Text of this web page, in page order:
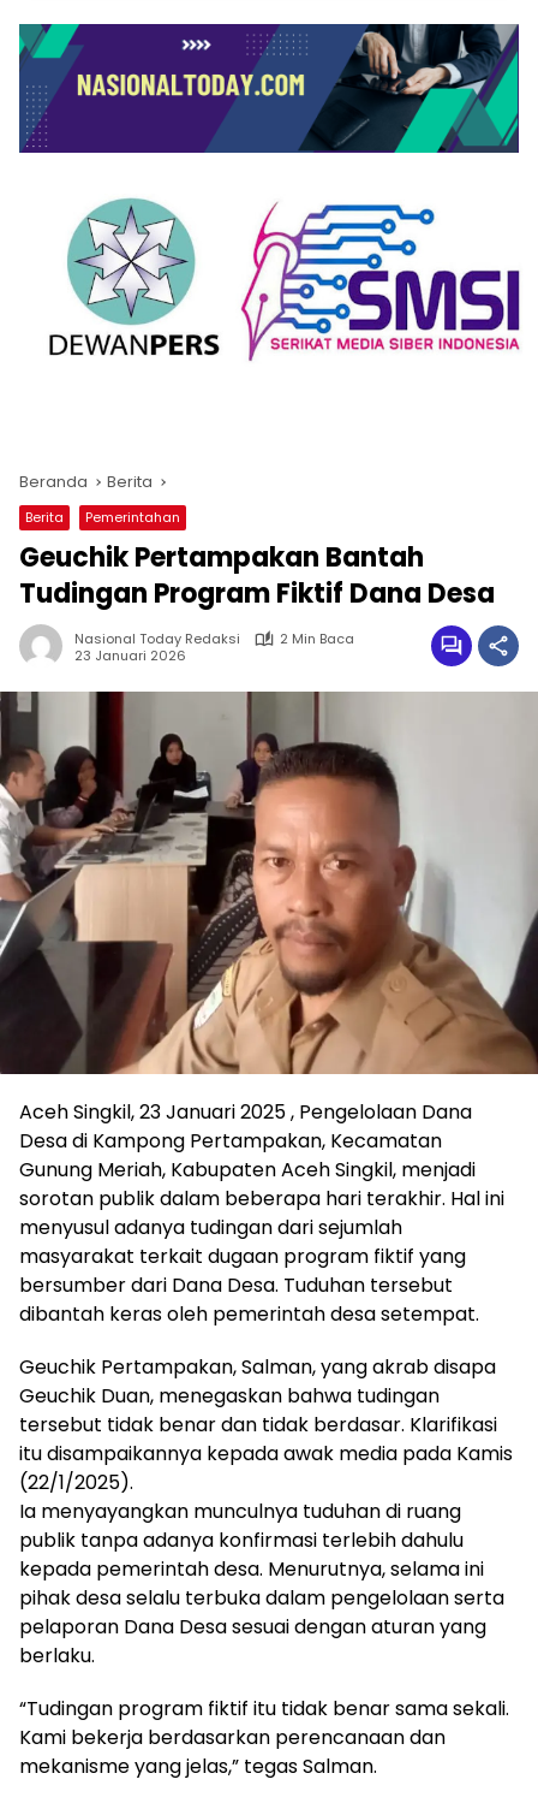
Beranda Berita
Berita Pemerintahan
Geuchik Pertampakan Bantah
Tudingan Program Fiktif Dana Desa
Nasional Today Redaksi
2 Min Baca
23 Januari 2026
Aceh Singkil, 23 Januari 2025 , Pengelolaan Dana
Desa di Kampong Pertampakan, Kecamatan
Gunung Meriah, Kabupaten Aceh Singkil, menjadi
sorotan publik dalam beberapa hari terakhir. Hal ini
menyusul adanya tudingan dari sejumlah
masyarakat terkait dugaan program fiktif yang
bersumber dari Dana Desa. Tuduhan tersebut
dibantah keras oleh pemerintah desa setempat.
Geuchik Pertampakan, Salman, yang akrab disapa
Geuchik Duan, menegaskan bahwa tudingan
tersebut tidak benar dan tidak berdasar. Klarifikasi
itu disampaikannya kepada awak media pada Kamis
(22/1/2025).
Ia menyayangkan munculnya tuduhan di ruang
publik tanpa adanya konfirmasi terlebih dahulu
kepada pemerintah desa. Menurutnya, selama ini
pihak desa selalu terbuka dalam pengelolaan serta
pelaporan Dana Desa sesuai dengan aturan yang
berlaku.
“Tudingan program fiktif itu tidak benar sama sekali.
Kami bekerja berdasarkan perencanaan dan
mekanisme yang jelas,” tegas Salman.